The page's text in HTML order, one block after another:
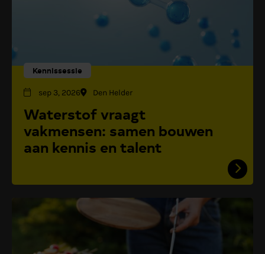
Kennissessie
sep 3, 2026 Den Helder
Waterstof vraagt
vakmensen: samen bouwen
aan kennis en talent